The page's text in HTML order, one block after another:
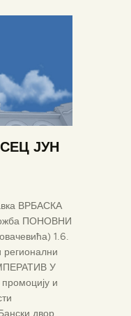
ЈУН
ВРБАСКА
ПОНОВНИ
1.6.
У
и
двор